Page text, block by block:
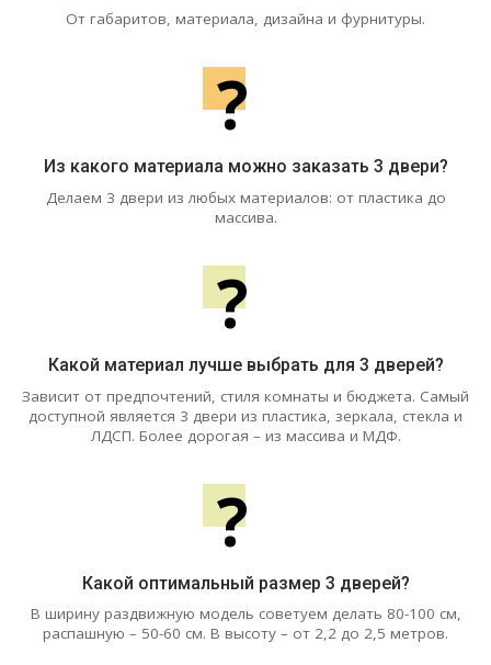
От габаритов, материала, дизайна и фурнитуры.
?
Из какого материала можно заказать 3 двери?
Делаем 3 двери из любых материалов: от пластика до
массива.
?
Какой материал лучше выбрать для 3 дверей?
Зависит от предпочтений, стиля комнаты и бюджета. Самый
доступной является 3 двери из пластика, зеркала, стекла и
ЛДСП. Более дорогая – из массива и МДФ.
?
Какой оптимальный размер 3 дверей?
В ширину раздвижную модель советуем делать 80-100 см,
распашную – 50-60 см. В высоту – от 2,2 до 2,5 метров.